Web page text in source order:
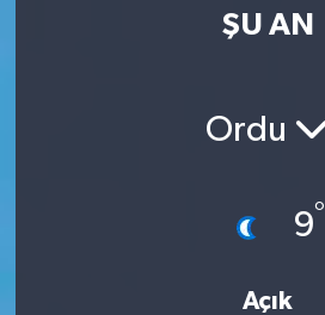
ŞU AN
Ordu
9°
Açık
Son Dakika Haberleri